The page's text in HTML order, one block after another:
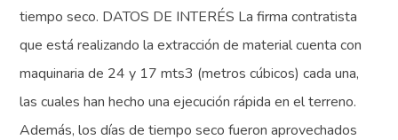
tiempo seco. DATOS DE INTERÉS La firma contratista
que está realizando la extracción de material cuenta con
maquinaria de 24 y 17 mts3 (metros cúbicos) cada una,
las cuales han hecho una ejecución rápida en el terreno.
Además, los días de tiempo seco fueron aprovechados